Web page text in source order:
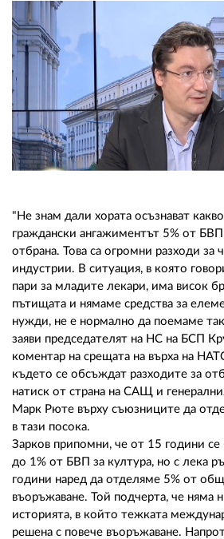
"Не знам дали хората осъзнават
граждански ангажиментът 5% от БВП
отбрана. Това са огромни разходи за
индустрии. В ситуация, в която
пари за младите лекари, има висок
пътищата и нямаме средства за
нужди, не е нормално да поемаме
заяви председателят на НС на БСП
коментар на срещата на върха на
където се обсъждат разходите за
натиск от страна на САЩ и
Марк Рюте върху съюзниците да
в тази посока.
Зарков припомни, че от 15 години
до 1% от БВП за култура, но с лека
години наред да отделяме 5% от
въоръжаване. Той подчерта, че няма
историята, в който тежката
решена с повече въоръжаване.
РЕКЛАМА
УСЛОВИЯ